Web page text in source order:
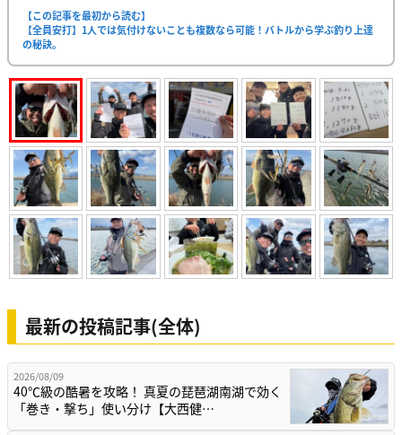
【この記事を最初から読む】
【全員安打】1人では気付けないことも複数なら可能！バトルから学ぶ釣り上達
の秘訣。
最新の投稿記事(全体)
2026/08/09
40℃級の酷暑を攻略！ 真夏の琵琶湖南湖で効く
「巻き・撃ち」使い分け【大西健…